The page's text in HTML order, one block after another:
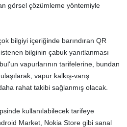
görsel çözümleme yöntemiyle
bilgiyi içeriğinde barındıran QR
bilginin çabuk yanıtlanması
vapurlarının tarifelerine, bundan
vapur kalkış-varış
rahat takibi sağlanmış olacak.
kullanılabilecek tarifeye
Market, Nokia Store gibi sanal